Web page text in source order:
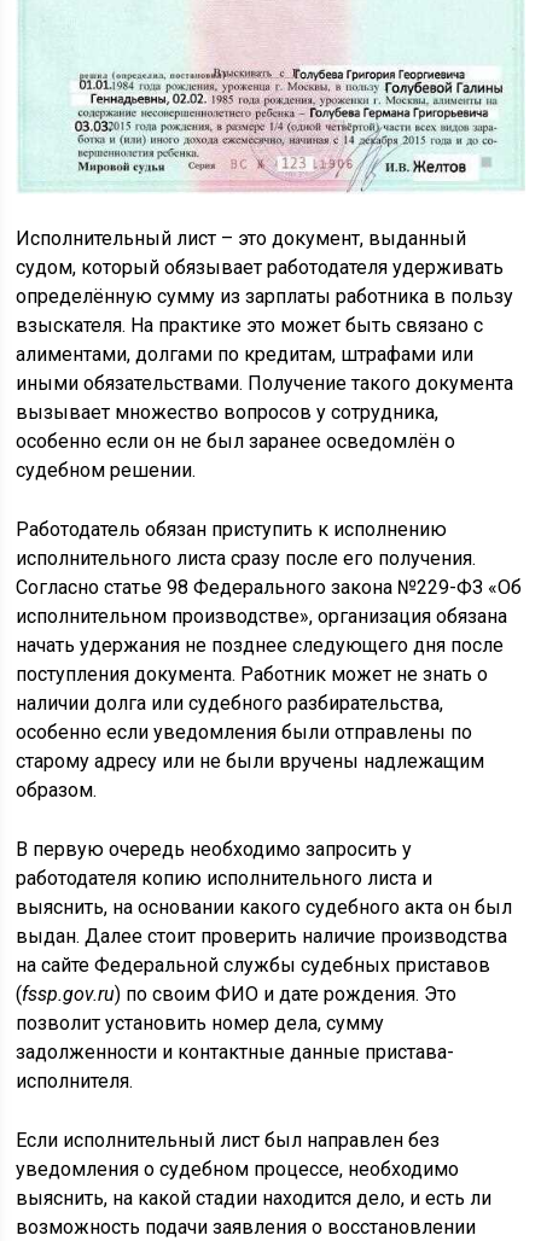
Исполнительный лист – это документ, выданный
судом, который обязывает работодателя удерживать
определённую сумму из зарплаты работника в пользу
взыскателя. На практике это может быть связано с
алиментами, долгами по кредитам, штрафами или
иными обязательствами. Получение такого документа
вызывает множество вопросов у сотрудника,
особенно если он не был заранее осведомлён о
судебном решении.
Работодатель обязан приступить к исполнению
исполнительного листа сразу после его получения.
Согласно статье 98 Федерального закона №229-ФЗ «Об
исполнительном производстве», организация обязана
начать удержания не позднее следующего дня после
поступления документа. Работник может не знать о
наличии долга или судебного разбирательства,
особенно если уведомления были отправлены по
старому адресу или не были вручены надлежащим
образом.
В первую очередь необходимо запросить у
работодателя копию исполнительного листа и
выяснить, на основании какого судебного акта он был
выдан. Далее стоит проверить наличие производства
на сайте Федеральной службы судебных приставов
(fssp.gov.ru) по своим ФИО и дате рождения. Это
позволит установить номер дела, сумму
задолженности и контактные данные пристава-
исполнителя.
Если исполнительный лист был направлен без
уведомления о судебном процессе, необходимо
выяснить, на какой стадии находится дело, и есть ли
возможность подачи заявления о восстановлении